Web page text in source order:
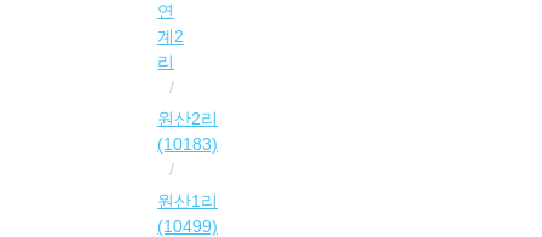
연
계2
리
원산2리
(10183)
원산1리
(10499)